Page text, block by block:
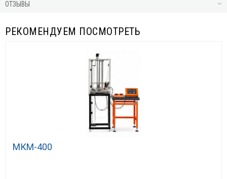
ОТЗЫВЫ
РЕКОМЕНДУЕМ ПОСМОТРЕТЬ
МКМ-400